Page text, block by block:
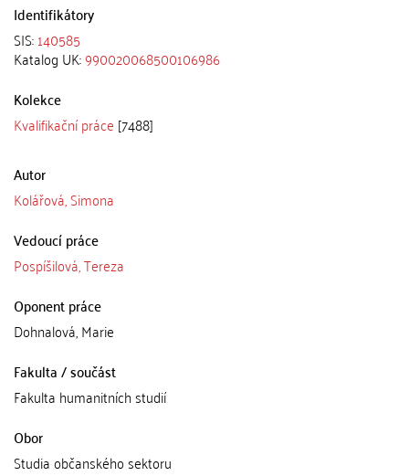
Identifikátory
SIS:140585
Katalog UK:990020068500106986
Kolekce
Kvalifikační práce [7488]
Autor
Kolářová, Simona
Vedoucí práce
Pospíšilová, Tereza
Oponent práce
Dohnalová, Marie
Fakulta / součást
Fakulta humanitních studií
Obor
Studia občanského sektoru